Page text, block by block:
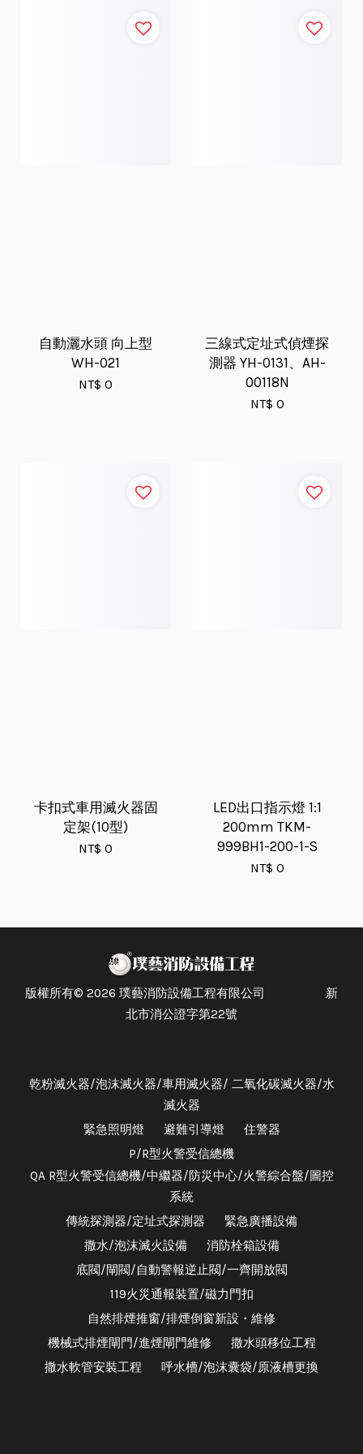
自動灑水頭 向上型
WH-021
NT$ 0
三線式定址式偵煙探
測器 YH-0131、AH-
00118N
NT$ 0
卡扣式車用滅火器固
定架(10型)
NT$ 0
LED出口指示燈 1:1
200mm TKM-
999BH1-200-1-S
NT$ 0
版權所有© 2026 璞藝消防設備工程有限公司 新
北市消公證字第22號
乾粉滅火器/泡沫滅火器/車用滅火器/ 二氧化碳滅火器/水
滅火器
緊急照明燈
避難引導燈
住警器
P/R型火警受信總機
QA R型火警受信總機/中繼器/防災中心/火警綜合盤/圖控
系統
傳統探測器/定址式探測器
緊急廣播設備
撒水/泡沫滅火設備
消防栓箱設備
底閥/閘閥/自動警報逆止閥/一齊開放閥
119火災通報裝置/磁力門扣
自然排煙推窗/排煙倒窗新設・維修
機械式排煙閘門/進煙閘門維修
撒水頭移位工程
撒水軟管安裝工程
呼水槽/泡沫囊袋/原液槽更換